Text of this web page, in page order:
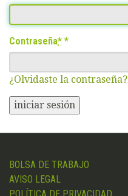
Contraseña*
¿Olvidaste la contraseña?
iniciar sesión
BOLSA DE TRABAJO
AVISO LEGAL